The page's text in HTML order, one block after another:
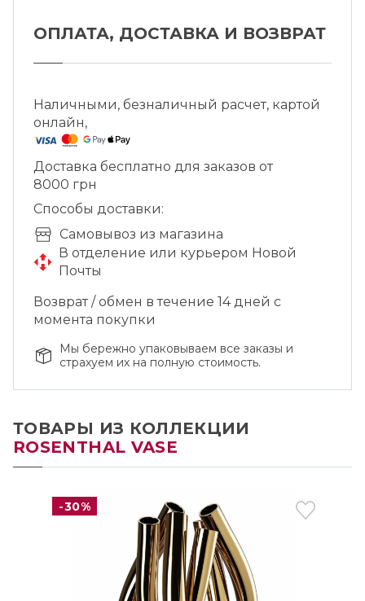
ОПЛАТА, ДОСТАВКА И ВОЗВРАТ
Наличными, безналичный расчет, картой
онлайн,
Доставка бесплатно для заказов от
8000 грн
Способы доставки:
Cамовывоз из магазина
В отделение или курьером Новой
Почты
Возврат / обмен в течение 14 дней с
момента покупки
Мы бережно упаковываем все заказы и
страхуем их на полную стоимость.
ТОВАРЫ ИЗ КОЛЛЕКЦИИ
ROSENTHAL VASE
-30%